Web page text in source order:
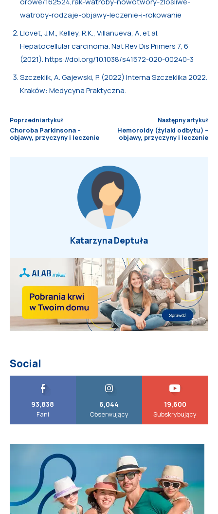
watroby-rodzaje-objawy-leczenie-i-rokowanie
Llovet, J.M., Kelley, R.K., Villanueva, A. et al.
Hepatocellular carcinoma. Nat Rev Dis Primers 7, 6
(2021). https://doi.org/10.1038/s41572-020-00240-3
Szczeklik, A. Gajewski, P. (2022) Interna Szczeklika 2022.
Kraków: Medycyna Praktyczna.
Poprzedni artykuł
Choroba Parkinsona –
objawy, przyczyny i leczenie
Następny artykuł
Hemoroidy (żylaki odbytu) –
objawy, przyczyny i leczenie
Katarzyna Deptuła
Social
93,838
Fani
6,044
Obserwujący
19,600
Subskrybujący